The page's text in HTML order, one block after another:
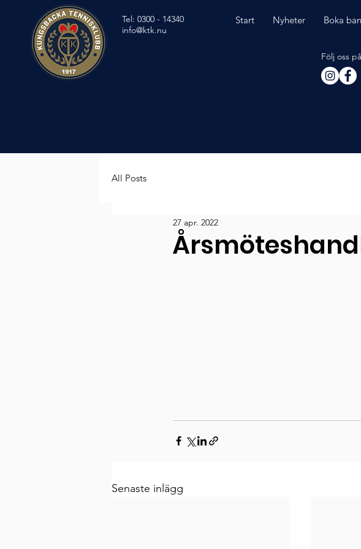
Tel: 0300 - 14340
info@ktk.nu
Följ oss
Start Nyheter Boka
All Posts
27 apr. 2022
Senaste inlägg